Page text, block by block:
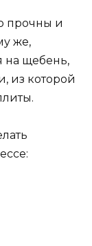
прочны и
же,
на щебень,
из которой